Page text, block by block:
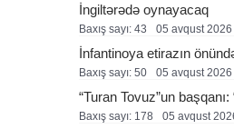
İngiltərədə oynayacaq
Baxış sayı: 43 05 avqust 2026
İnfantinoya etirazın
Baxış sayı: 50 05 avqust 2026
“Turan Tovuz”un
Baxış sayı: 178 05 avqust